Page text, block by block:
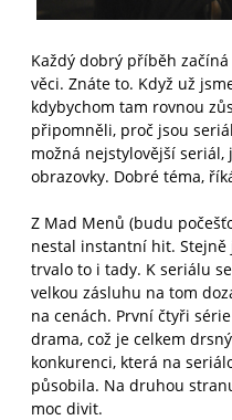
Každý dobrý příběh
věci. Znáte to. Když už
kdybychom tam rovnou
připomněli, proč jsou
možná nejstylovější
obrazovky. Dobré téma,
Z Mad Menů (budu
nestal instantní hit. Stejně
trvalo to i tady. K seriálu
velkou zásluhu na tom
na cenách. První čtyři
drama, což je celkem
konkurenci, která na
působila. Na druhou
moc divit.